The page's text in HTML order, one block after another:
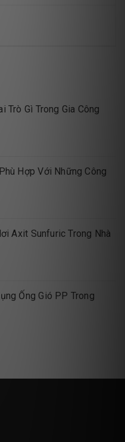
Trò Gì Trong Gia Công
Hợp Với Những Công
Axit Sunfuric Trong Nhà
Ống Gió PP Trong